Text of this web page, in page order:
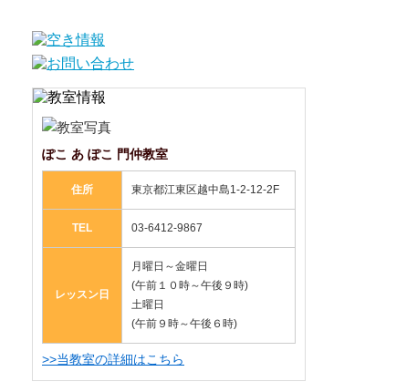
ぽこ あ ぽこ 門仲教室
住所 東京都江東区越中島1-2-12-2F
TEL 03-6412-9867
レッスン日
月曜日～金曜日
(午前１０時～午後９時)
土曜日
(午前９時～午後６時)
>>当教室の詳細はこちら